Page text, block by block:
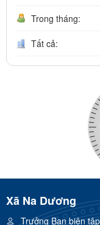
Trong tháng:
Tất cả:
Xã Na Dương
Trưởng Ban biên